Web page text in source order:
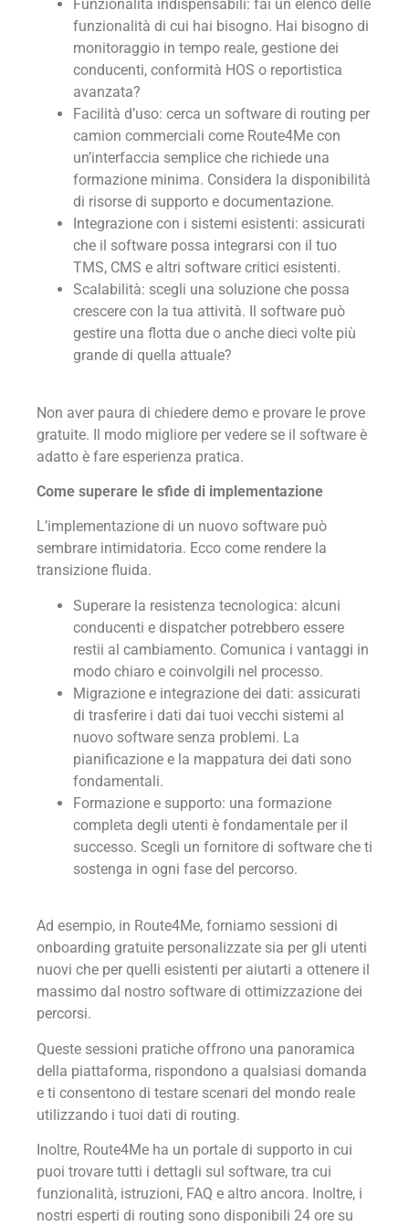
Funzionalità indispensabili: fai un elenco delle
funzionalità di cui hai bisogno. Hai bisogno di
monitoraggio in tempo reale, gestione dei
conducenti, conformità HOS o reportistica
avanzata?
Facilità d’uso: cerca un software di routing per
camion commerciali come Route4Me con
un’interfaccia semplice che richiede una
formazione minima. Considera la disponibilità
di risorse di supporto e documentazione.
Integrazione con i sistemi esistenti: assicurati
che il software possa integrarsi con il tuo
TMS, CMS e altri software critici esistenti.
Scalabilità: scegli una soluzione che possa
crescere con la tua attività. Il software può
gestire una flotta due o anche dieci volte più
grande di quella attuale?
Non aver paura di chiedere demo e provare le prove
gratuite. Il modo migliore per vedere se il software è
adatto è fare esperienza pratica.
Come superare le sfide di implementazione
L’implementazione di un nuovo software può
sembrare intimidatoria. Ecco come rendere la
transizione fluida.
Superare la resistenza tecnologica: alcuni
conducenti e dispatcher potrebbero essere
restii al cambiamento. Comunica i vantaggi in
modo chiaro e coinvolgili nel processo.
Migrazione e integrazione dei dati: assicurati
di trasferire i dati dai tuoi vecchi sistemi al
nuovo software senza problemi. La
pianificazione e la mappatura dei dati sono
fondamentali.
Formazione e supporto: una formazione
completa degli utenti è fondamentale per il
successo. Scegli un fornitore di software che ti
sostenga in ogni fase del percorso.
Ad esempio, in Route4Me, forniamo sessioni di
onboarding gratuite personalizzate sia per gli utenti
nuovi che per quelli esistenti per aiutarti a ottenere il
massimo dal nostro software di ottimizzazione dei
percorsi.
Queste sessioni pratiche offrono una panoramica
della piattaforma, rispondono a qualsiasi domanda
e ti consentono di testare scenari del mondo reale
utilizzando i tuoi dati di routing.
Inoltre, Route4Me ha un portale di supporto in cui
puoi trovare tutti i dettagli sul software, tra cui
funzionalità, istruzioni, FAQ e altro ancora. Inoltre, i
nostri esperti di routing sono disponibili 24 ore su